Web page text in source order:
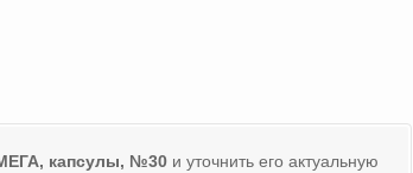
капсулы, №30 и уточнить его актуальную